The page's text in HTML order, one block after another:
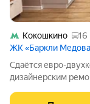
Кокошкино
16
ЖК «Баркли
Сдаётся евро-
дизайнерским ремонтом никто не жил, всё
гостиная,